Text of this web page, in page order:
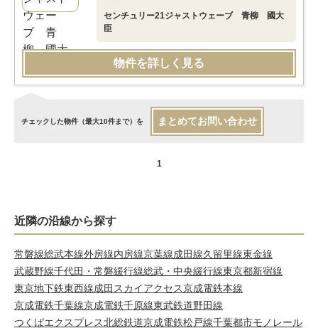
センチュリー21ジャストウェーブ 青柳 國大
臣
物件を詳しく見る
チェックした物件（最大10件まで）を まとめてお問い合わせ
1
近隣の沿線から探す
常磐線総武本線外房線内房線京葉線成田線久留里線東金線
武蔵野線千代田・常磐緩行線総武・中央緩行線東京都新宿線
東京地下鉄東西線成田スカイアクセス京成電鉄本線
京成電鉄千葉線京成電鉄千原線東武鉄道野田線
つくばエクスプレス北総鉄道京成電鉄松戸線千葉都市モノレール